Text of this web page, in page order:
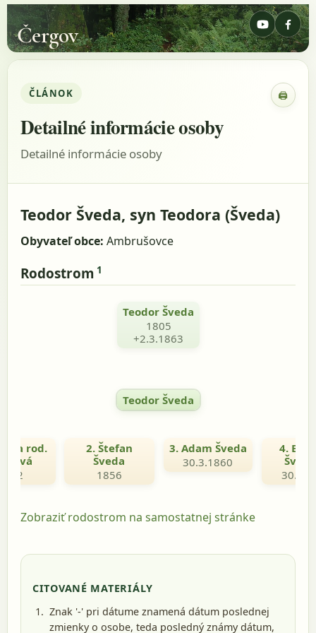
Čergov
ČLÁNOK 🖨
Detailné informácie osoby
Detailné informácie osoby
Teodor Šveda, syn Teodora (Šveda)
Obyvateľ obce: Ambrušovce
Rodostrom 1
Teodor Šveda
1805
+2.3.1863
Teodor Šveda
rod.
2. Štefan
Šveda
1856
3. Adam Šveda
30.3.1860
4. Eva
Zobraziť rodostrom na samostatnej stránke
CITOVANÉ MATERIÁLY
Znak '-' pri dátume znamená dátum poslednej
zmienky o osobe, teda posledný známy dátum,